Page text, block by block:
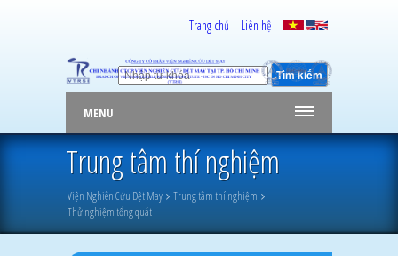
Trang chủ Liên hệ
MENU
Trung tâm thí nghiệm
Viện Nghiên Cứu Dệt May
Trung tâm thí nghiệm
Thử nghiệm tổng quát